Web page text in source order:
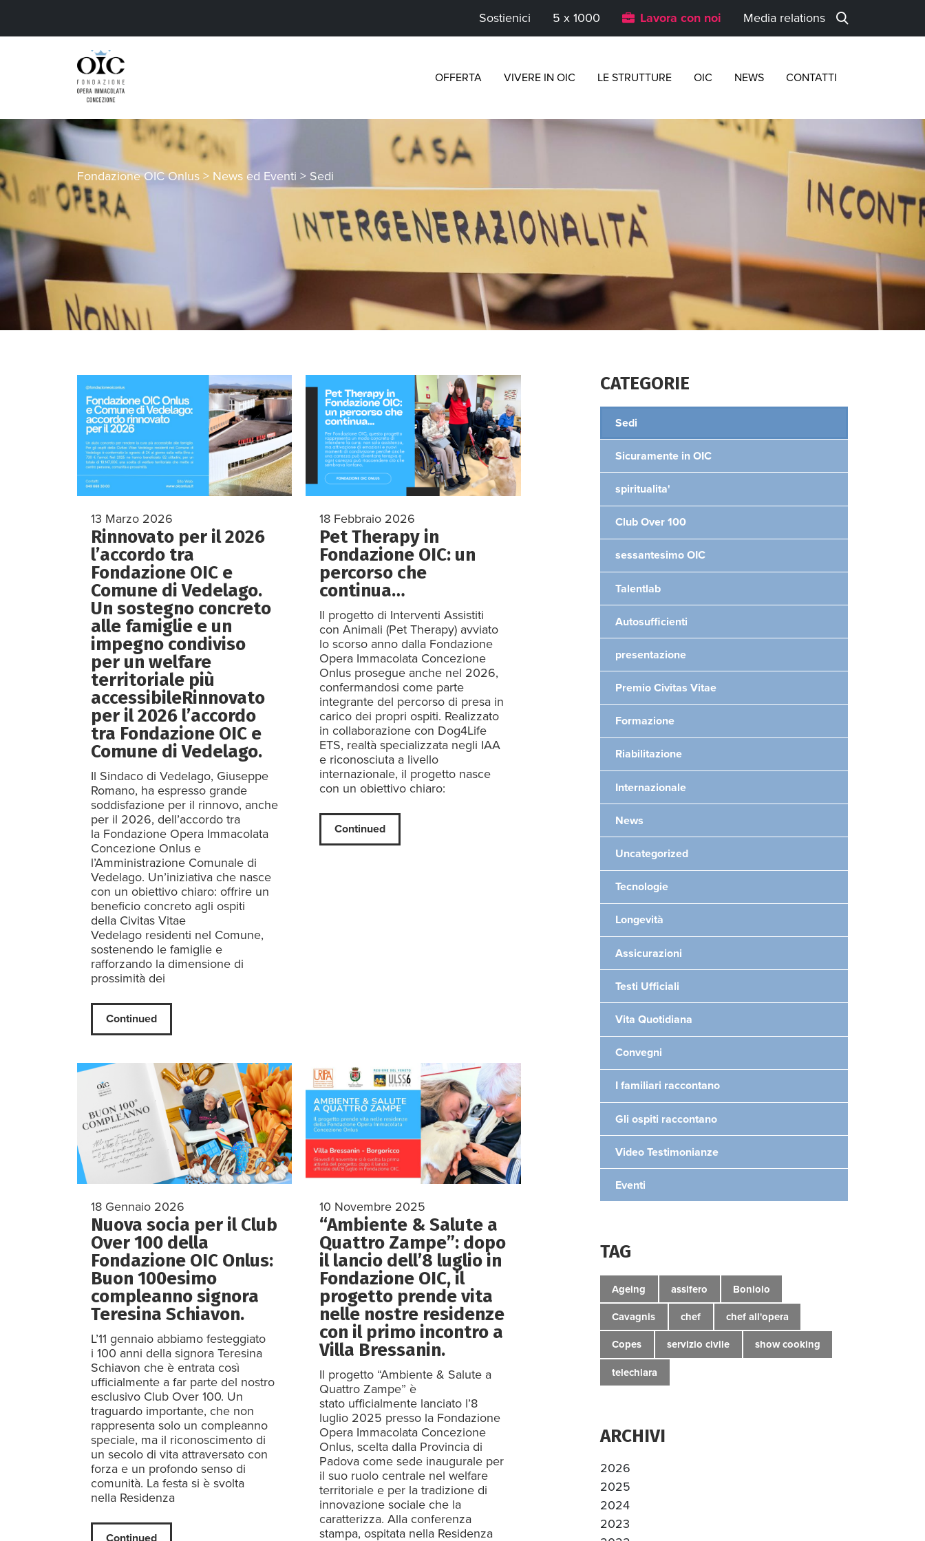
Sostienici 5 x 1000 Lavora con noi Media relations
OFFERTA VIVERE IN OIC LE STRUTTURE OIC NEWS CONTATTI
Fondazione OIC Onlus > News ed Eventi > Sedi
13 Marzo 2026
Rinnovato per il 2026
l’accordo tra
Fondazione OIC e
Comune di Vedelago.
Un sostegno concreto
alle famiglie e un
impegno condiviso
per un welfare
territoriale più
accessibileRinnovato
per il 2026 l’accordo
tra Fondazione OIC e
Comune di Vedelago.
Il Sindaco di Vedelago, Giuseppe
Romano, ha espresso grande
soddisfazione per il rinnovo, anche
per il 2026, dell’accordo tra
la Fondazione Opera Immacolata
Concezione Onlus e
l’Amministrazione Comunale di
Vedelago. Un’iniziativa che nasce
con un obiettivo chiaro: offrire un
beneficio concreto agli ospiti
della Civitas Vitae
Vedelago residenti nel Comune,
sostenendo le famiglie e
rafforzando la dimensione di
prossimità dei
Continued
18 Febbraio 2026
Pet Therapy in
Fondazione OIC: un
percorso che
continua…
Il progetto di Interventi Assistiti
con Animali (Pet Therapy) avviato
lo scorso anno dalla Fondazione
Opera Immacolata Concezione
Onlus prosegue anche nel 2026,
confermandosi come parte
integrante del percorso di presa in
carico dei propri ospiti. Realizzato
in collaborazione con Dog4Life
ETS, realtà specializzata negli IAA
e riconosciuta a livello
internazionale, il progetto nasce
con un obiettivo chiaro:
Continued
18 Gennaio 2026
Nuova socia per il Club
Over 100 della
Fondazione OIC Onlus:
Buon 100esimo
compleanno signora
Teresina Schiavon.
L’11 gennaio abbiamo festeggiato
i 100 anni della signora Teresina
Schiavon che è entrata così
ufficialmente a far parte del nostro
esclusivo Club Over 100. Un
traguardo importante, che non
rappresenta solo un compleanno
speciale, ma il riconoscimento di
un secolo di vita attraversato con
forza e un profondo senso di
comunità. La festa si è svolta
nella Residenza
10 Novembre 2025
“Ambiente & Salute a
Quattro Zampe”: dopo
il lancio dell’8 luglio in
Fondazione OIC, il
progetto prende vita
nelle nostre residenze
con il primo incontro a
Villa Bressanin.
Il progetto “Ambiente & Salute a
Quattro Zampe” è
stato ufficialmente lanciato l’8
luglio 2025 presso la Fondazione
Opera Immacolata Concezione
Onlus, scelta dalla Provincia di
Padova come sede inaugurale per
il suo ruolo centrale nel welfare
territoriale e per la tradizione di
innovazione sociale che la
caratterizza. Alla conferenza
stampa, ospitata nella Residenza
CATEGORIE
Sedi
Sicuramente in OIC
spiritualita'
Club Over 100
sessantesimo OIC
Talentlab
Autosufficienti
presentazione
Premio Civitas Vitae
Formazione
Riabilitazione
Internazionale
News
Uncategorized
Tecnologie
Longevità
Assicurazioni
Testi Ufficiali
Vita Quotidiana
Convegni
I familiari raccontano
Gli ospiti raccontano
Video Testimonianze
Eventi
TAG
Ageing assifero Boniolo
Cavagnis chef chef all'opera
Copes servizio civile show cooking
telechiara
ARCHIVI
2026
2025
2024
2023